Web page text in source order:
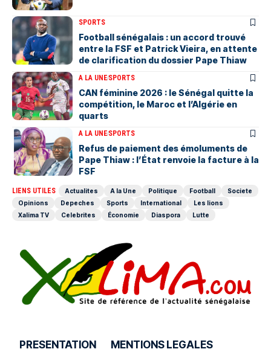
SPORTS
Football sénégalais : un accord trouvé
entre la FSF et Patrick Vieira, en attente
de clarification du dossier Pape Thiaw
A LA UNESPORTS
‎CAN féminine 2026 : le Sénégal quitte la
compétition, le Maroc et l’Algérie en
quarts
A LA UNESPORTS
Refus de paiement des émoluments de
Pape Thiaw : l’État renvoie la facture à la
FSF
LIENS UTILES Actualites A la Une Politique Football
Societe
Opinions
Depeches Sports International
Les lions
Xalima TV
Celebrites Économie Diaspora Lutte
PRESENTATION MENTIONS LEGALES